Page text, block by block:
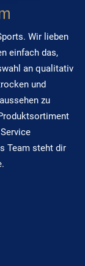
Wir lieben
einfach das,
an qualitativ
und
zu
Team steht dir